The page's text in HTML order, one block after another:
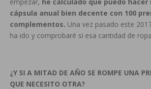
cápsula anual bien decente con 100
complementos. Una vez pasado este
ha ido y comprobaré si esa cantidad de
¿Y SI A MITAD DE AÑO SE ROMPE UNA
QUE NECESITO OTRA?